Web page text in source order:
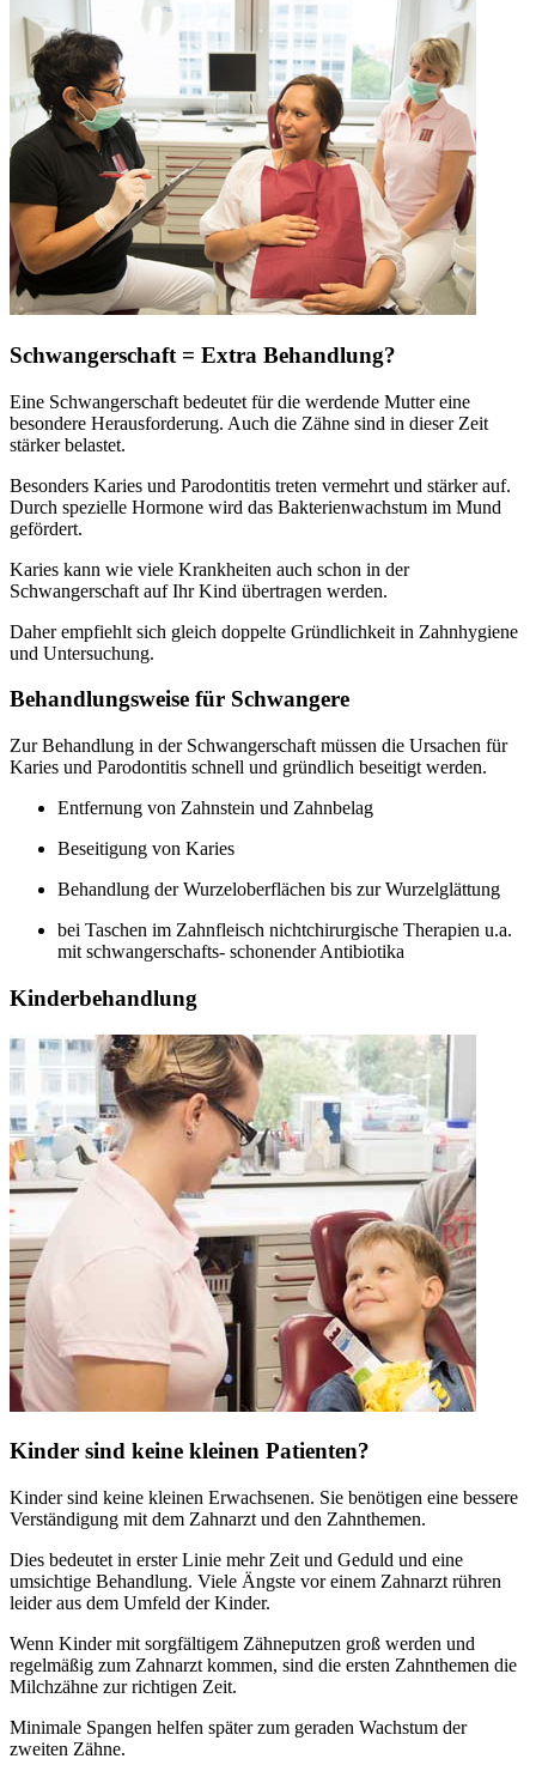
Schwangerschaft = Extra Behandlung?
Eine Schwangerschaft bedeutet für die werdende Mutter eine
besondere Herausforderung. Auch die Zähne sind in dieser Zeit
stärker belastet.
Besonders Karies und Parodontitis treten vermehrt und stärker auf.
Durch spezielle Hormone wird das Bakterienwachstum im Mund
gefördert.
Karies kann wie viele Krankheiten auch schon in der
Schwangerschaft auf Ihr Kind übertragen werden.
Daher empfiehlt sich gleich doppelte Gründlichkeit in Zahnhygiene
und Untersuchung.
Behandlungsweise für Schwangere
Zur Behandlung in der Schwangerschaft müssen die Ursachen für
Karies und Parodontitis schnell und gründlich beseitigt werden.
Entfernung von Zahnstein und Zahnbelag
Beseitigung von Karies
Behandlung der Wurzeloberflächen bis zur Wurzelglättung
bei Taschen im Zahnfleisch nichtchirurgische Therapien u.a.
mit schwangerschafts- schonender Antibiotika
Kinderbehandlung
Kinder sind keine kleinen Patienten?
Kinder sind keine kleinen Erwachsenen. Sie benötigen eine bessere
Verständigung mit dem Zahnarzt und den Zahnthemen.
Dies bedeutet in erster Linie mehr Zeit und Geduld und eine
umsichtige Behandlung. Viele Ängste vor einem Zahnarzt rühren
leider aus dem Umfeld der Kinder.
Wenn Kinder mit sorgfältigem Zähneputzen groß werden und
regelmäßig zum Zahnarzt kommen, sind die ersten Zahnthemen die
Milchzähne zur richtigen Zeit.
Minimale Spangen helfen später zum geraden Wachstum der
zweiten Zähne.